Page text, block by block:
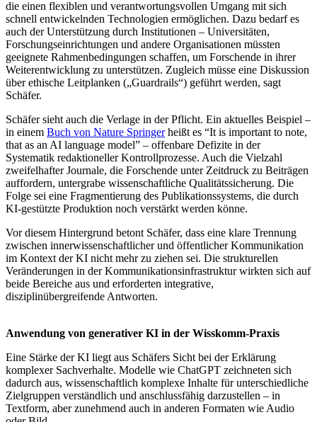
die einen flexiblen und verantwortungsvollen Umgang mit sich
schnell entwickelnden Technologien ermöglichen. Dazu bedarf es
auch der Unterstützung durch Institutionen – Universitäten,
Forschungseinrichtungen und andere Organisationen müssten
geeignete Rahmenbedingungen schaffen, um Forschende in ihrer
Weiterentwicklung zu unterstützen. Zugleich müsse eine Diskussion
über ethische Leitplanken („Guardrails“) geführt werden, sagt
Schäfer.
Schäfer sieht auch die Verlage in der Pflicht. Ein aktuelles Beispiel –
in einem Buch von Nature Springerheißt es “It is important to note,
that as an AI language model” – offenbare Defizite in der
Systematik redaktioneller Kontrollprozesse. Auch die Vielzahl
zweifelhafter Journale, die Forschende unter Zeitdruck zu Beiträgen
auffordern, untergrabe wissenschaftliche Qualitätssicherung. Die
Folge sei eine Fragmentierung des Publikationssystems, die durch
KI-gestützte Produktion noch verstärkt werden könne.
Vor diesem Hintergrund betont Schäfer, dass eine klare Trennung
zwischen innerwissenschaftlicher und öffentlicher Kommunikation
im Kontext der KI nicht mehr zu ziehen sei. Die strukturellen
Veränderungen in der Kommunikationsinfrastruktur wirkten sich auf
beide Bereiche aus und erforderten integrative,
disziplinübergreifende Antworten.
Anwendung von generativer KI in der Wisskomm-Praxis
Eine Stärke der KI liegt aus Schäfers Sicht bei der Erklärung
komplexer Sachverhalte. Modelle wie ChatGPT zeichneten sich
dadurch aus, wissenschaftlich komplexe Inhalte für unterschiedliche
Zielgruppen verständlich und anschlussfähig darzustellen – in
Textform, aber zunehmend auch in anderen Formaten wie Audio